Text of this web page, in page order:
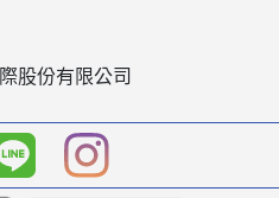
股份有限公司